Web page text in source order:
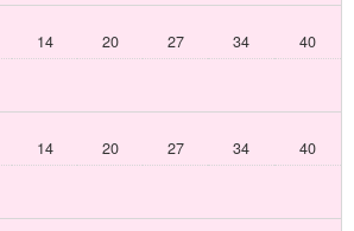
14 20 27 34 40
14 20 27 34 40